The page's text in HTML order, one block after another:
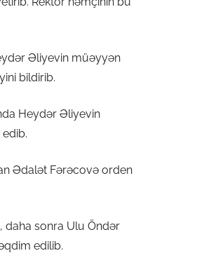
Əliyevin müəyyən
bildirib.
Heydər Əliyevin
Ədalət Fərəcovə orden
daha sonra Ulu Öndər
edilib.